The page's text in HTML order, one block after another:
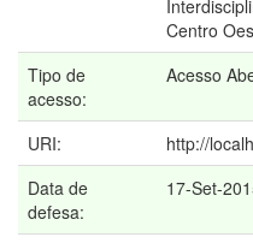
Centro
Tipo de
acesso:
Acesso
URI:
http://
Data de
defesa:
17-Set-